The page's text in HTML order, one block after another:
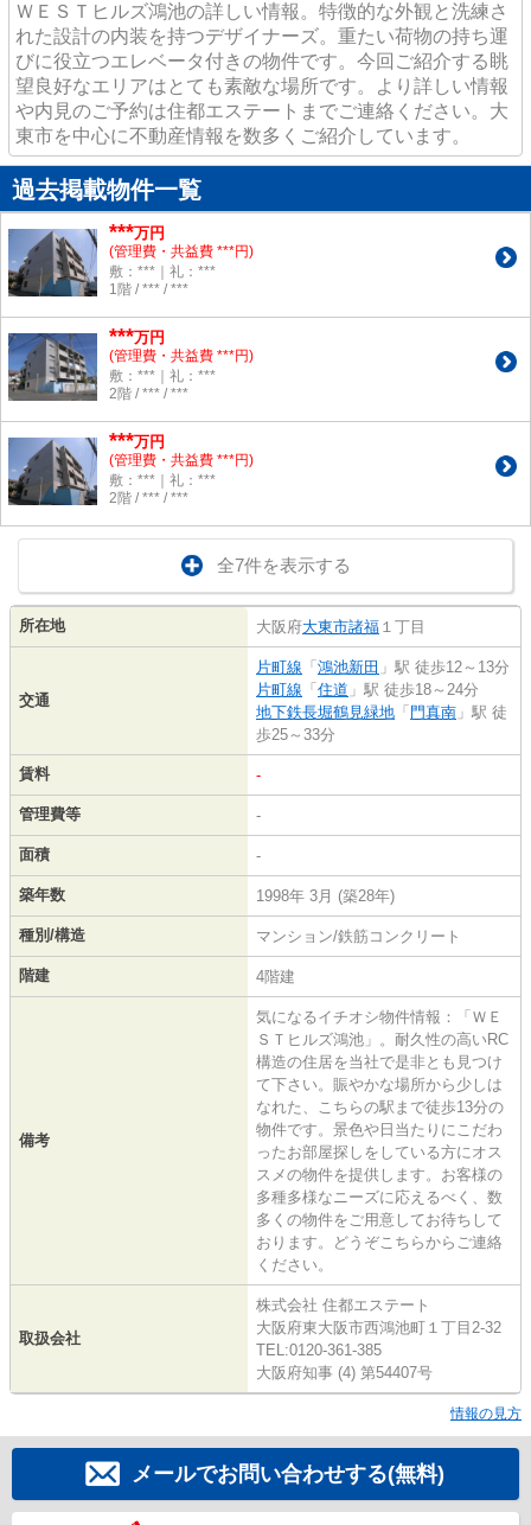
ＷＥＳＴヒルズ鴻池の詳しい情報。特徴的な外観と洗練さ
れた設計の内装を持つデザイナーズ。重たい荷物の持ち運
びに役立つエレベータ付きの物件です。今回ご紹介する眺
望良好なエリアはとても素敵な場所です。より詳しい情報
や内見のご予約は住都エステートまでご連絡ください。大
東市を中心に不動産情報を数多くご紹介しています。
過去掲載物件一覧
***万円
(管理費・共益費 ***円)
敷：***｜礼：***
1階 / *** / ***
***万円
(管理費・共益費 ***円)
敷：***｜礼：***
2階 / *** / ***
***万円
(管理費・共益費 ***円)
敷：***｜礼：***
2階 / *** / ***
全7件を表示する
所在地 大阪府大東市諸福 １丁目
交通
片町線 「 鴻池新田 」駅 徒歩12～13分
片町線 「 住道 」駅 徒歩18～24分
地下鉄長堀鶴見緑地 「 門真南 」駅 徒
歩25～33分
賃料 -
管理費等 -
面積 -
築年数 1998年 3月 (築28年)
種別/構造 マンション/鉄筋コンクリート
階建 4階建
備考
気になるイチオシ物件情報：「ＷＥ
ＳＴヒルズ鴻池」。耐久性の高いRC
構造の住居を当社で是非とも見つけ
て下さい。賑やかな場所から少しは
なれた、こちらの駅まで徒歩13分の
物件です。景色や日当たりにこだわ
ったお部屋探しをしている方にオス
スメの物件を提供します。お客様の
多種多様なニーズに応えるべく、数
多くの物件をご用意してお待ちして
おります。どうぞこちらからご連絡
ください。
取扱会社
株式会社 住都エステート
大阪府東大阪市西鴻池町１丁目2-32
TEL:0120-361-385
大阪府知事 (4) 第54407号
情報の見方
メールでお問い合わせする(無料)